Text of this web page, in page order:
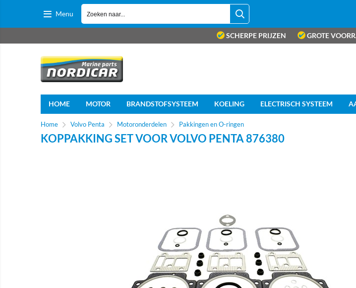
Menu
SCHERPE PRIJZEN GROTE
HOME MOTOR BRANDSTOFSYSTEEM KOELING ELECTRISCH SYSTEEM
Home Volvo Penta Motoronderdelen Pakkingen en O-ringen
KOPPAKKING SET VOOR VOLVO PENTA 876380